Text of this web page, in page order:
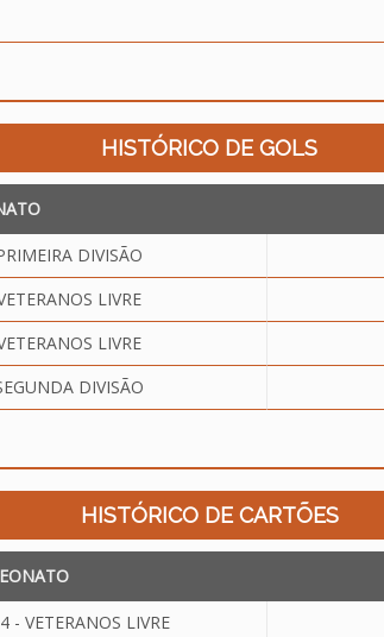
HISTÓRICO DE GOLS
DIVISÃO
LIVRE
LIVRE
DIVISÃO
HISTÓRICO DE CARTÕES
- VETERANOS LIVRE